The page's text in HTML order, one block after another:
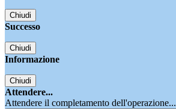
Chiudi
Successo
Chiudi
Informazione
Chiudi
Attendere...
Attendere il completamento dell'operazione...